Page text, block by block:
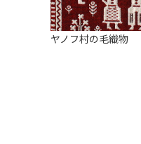
ヤノフ村の毛織物